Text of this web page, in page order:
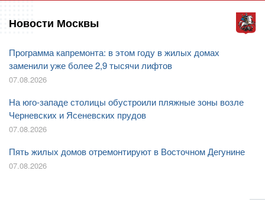
Новости Москвы
Программа капремонта: в этом году в жилых домах
заменили уже более 2,9 тысячи лифтов
07.08.2026
На юго-западе столицы обустроили пляжные зоны возле
Черневских и Ясеневских прудов
07.08.2026
Пять жилых домов отремонтируют в Восточном Дегунине
07.08.2026